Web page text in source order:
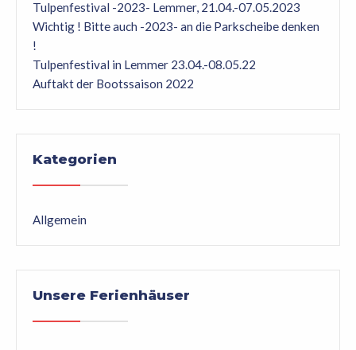
Tulpenfestival -2023- Lemmer, 21.04.-07.05.2023
Wichtig ! Bitte auch -2023- an die Parkscheibe denken
!
Tulpenfestival in Lemmer 23.04.-08.05.22
Auftakt der Bootssaison 2022
Kategorien
Allgemein
Unsere Ferienhäuser